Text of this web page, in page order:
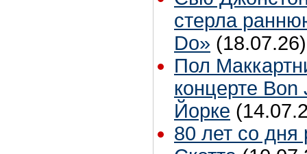
стерла
Do» (18.07.26)
Пол
концерте
Йорке
80 лет со